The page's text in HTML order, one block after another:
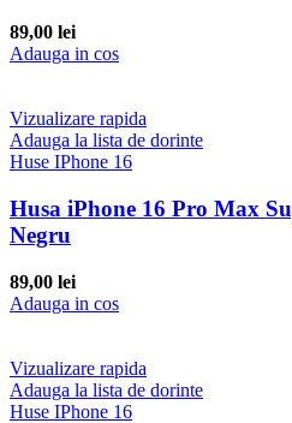
89,00 lei
Adauga in cos
Vizualizare rapida
Adauga la lista de dorinte
Huse IPhone 16
Husa iPhone 16 Pro Max
Negru
89,00 lei
Adauga in cos
Vizualizare rapida
Adauga la lista de dorinte
Huse IPhone 16